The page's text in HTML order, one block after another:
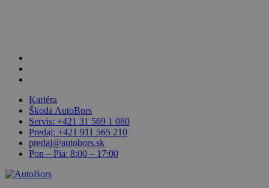
Kariéra
Škoda AutoBors
Servis: +421 31 569 1 080
Predaj: +421 911 565 210
predaj@autobors.sk
Pon – Pia: 8:00 – 17:00